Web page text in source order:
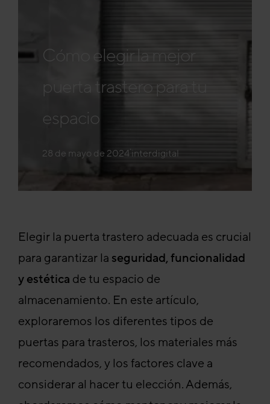
Cómo elegir la mejor
puerta trastero para tu
espacio
28 de mayo de 2024·interdigital
Elegir la puerta trastero adecuada es crucial
para garantizar la seguridad, funcionalidad
y estética de tu espacio de
almacenamiento. En este artículo,
exploraremos los diferentes tipos de
puertas para trasteros, los materiales más
recomendados, y los factores clave a
considerar al hacer tu elección. Además,